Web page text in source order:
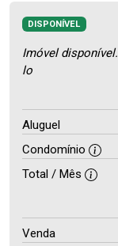
DISPONÍVEL
Imóvel
lo
Aluguel
Condomínio
Total / Mês
Venda